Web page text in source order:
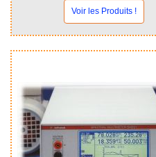
Voir les Produits !